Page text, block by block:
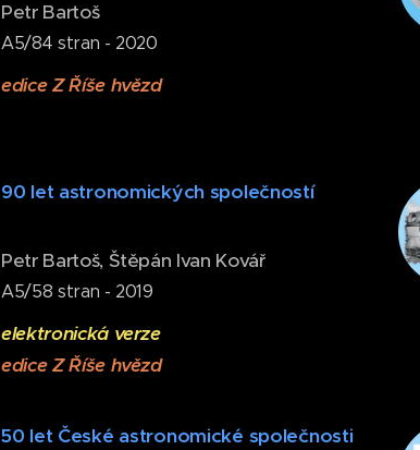
Petr Bartoš
A5/84 stran - 2020
edice Z Říše hvězd
90 let astronomických společností
Petr Bartoš, Štěpán Ivan Kovář
A5/58 stran - 2019
elektronická verze
edice Z Říše hvězd
50 let České astronomické společnosti